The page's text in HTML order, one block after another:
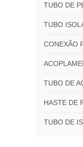
TUBO DE
TUBO
CONEXÃO
TUBO DE
HASTE DE
TUBO DE